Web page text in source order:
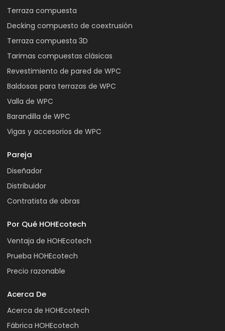
Terraza compuesta
Decking compuesto de coextrusión
Terraza compuesta 3D
Tarimas compuestas clásicas
Revestimiento de pared de WPC
Baldosas para terrazas de WPC
Valla de WPC
Barandilla de WPC
Vigas y accesorios de WPC
Pareja
Diseñador
Distribuidor
Contratista de obras
Por Qué HOHEcotech
Ventaja de HOHEcotech
Prueba HOHEcotech
Precio razonable
Acerca De
Acerca de HOHEcotech
Fábrica HOHEcotech